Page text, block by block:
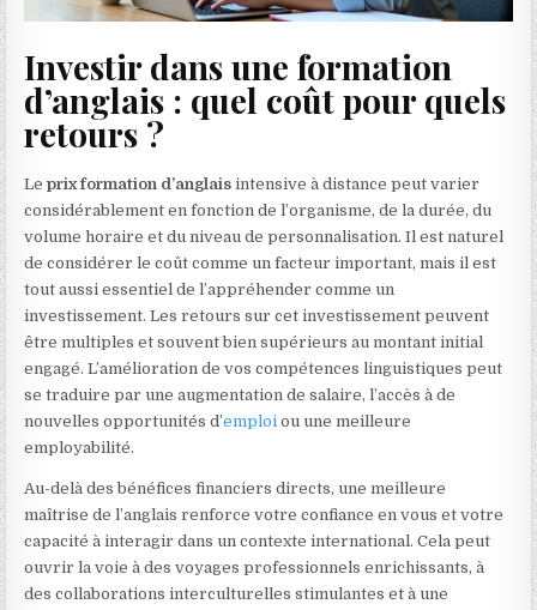
Investir dans une formation
d’anglais : quel coût pour quels
retours ?
Leprix formation d’anglais intensive à distance peut varier
considérablement en fonction de l’organisme, de la durée, du
volume horaire et du niveau de personnalisation. Il est naturel
de considérer le coût comme un facteur important, mais il est
tout aussi essentiel de l’appréhender comme un
investissement. Les retours sur cet investissement peuvent
être multiples et souvent bien supérieurs au montant initial
engagé. L’amélioration de vos compétences linguistiques peut
se traduire par une augmentation de salaire, l’accès à de
nouvelles opportunités d’emploi ou une meilleure
employabilité.
Au-delà des bénéfices financiers directs, une meilleure
maîtrise de l’anglais renforce votre confiance en vous et votre
capacité à interagir dans un contexte international. Cela peut
ouvrir la voie à des voyages professionnels enrichissants, à
des collaborations interculturelles stimulantes et à une